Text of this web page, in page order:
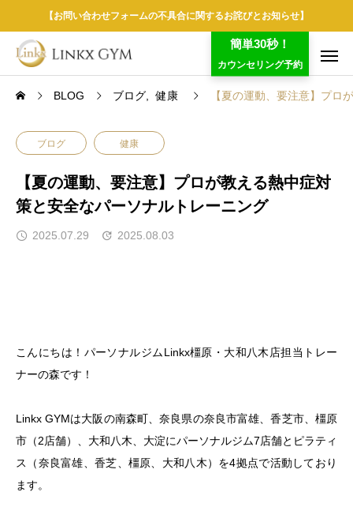
【お問い合わせフォームの不具合に関するお詫びとお知らせ】
簡単30秒！
カウンセリング予約
BLOG ブログ 健康 【夏の運動、要注意】プロ
ブログ 健康
【夏の運動、要注意】プロが教える熱中症対
策と安全なパーソナルトレーニング
2025.07.29 2025.08.03
こんにちは！パーソナルジムLinkx橿原・大和八木店担当トレー
ナーの森です！
Linkx GYMは大阪の南森町、奈良県の奈良市富雄、香芝市、橿原
市（2店舗）、大和八木、大淀にパーソナルジム7店舗とピラティ
ス（奈良富雄、香芝、橿原、大和八木）を4拠点で活動しており
ます。